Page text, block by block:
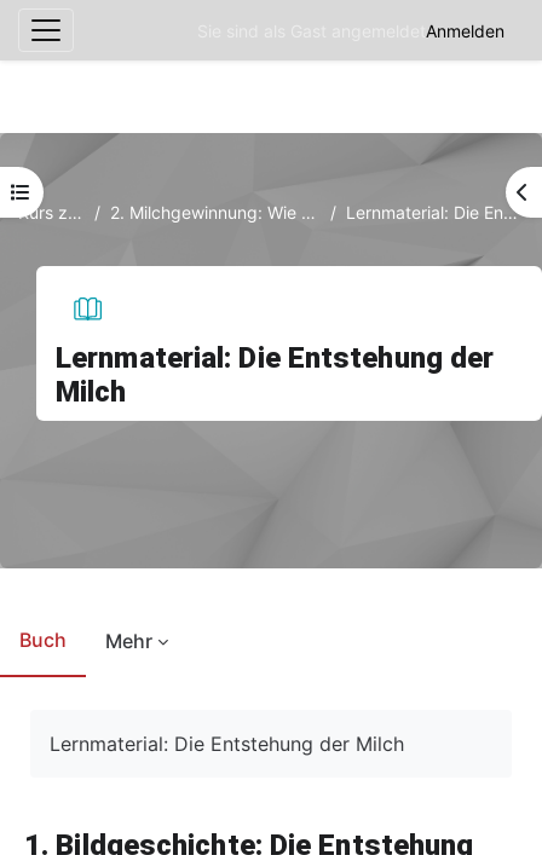
Anmelden
Kurs zur Milch 2. Milchgewinnung: Wie aus Gras Milch wird... Lernmaterial: Die Entstehung der Milch
Lernmaterial: Die Entstehung der
Milch
Kursindex öffnen
Buch Mehr
Lernmaterial: Die Entstehung der Milch
1. Bildgeschichte: Die Entstehung